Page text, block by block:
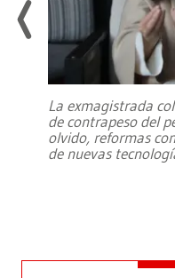
La exmagistrada
de contrapeso del
olvido, reformas
de nuevas